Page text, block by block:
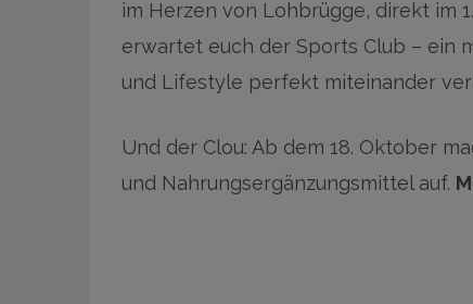
im Herzen von Lohbrügge, direkt im
erwartet euch der Sports Club – ein
und Lifestyle perfekt miteinander
Und der Clou: Ab dem 18. Oktober
und Nahrungsergänzungsmittel auf.